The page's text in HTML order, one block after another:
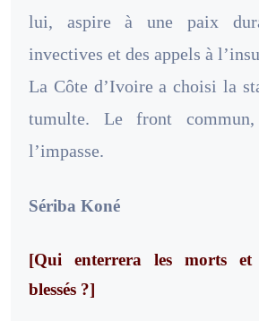
lui, aspire à une paix
invectives et des appels à
La Côte d’Ivoire a choisi la
tumulte. Le front
l’impasse.
Sériba Koné
[Qui enterrera les morts et
blessés ?]